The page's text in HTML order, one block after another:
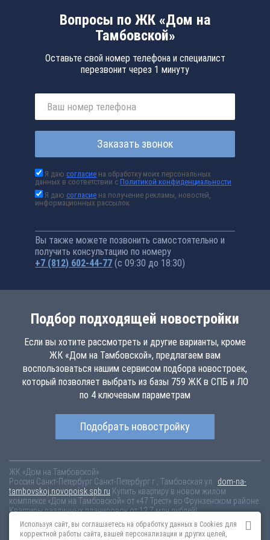
Вопросы по ЖК «Дом на
Тамбовской»
Оставьте свой номер телефона и специалист
перезвонит через 1 минуту
Заказать звонок
Я даюсогласие на обработку моих персональных
данных в соответствии сПолитикой конфиденциальности
Я даюсогласие на получение рекламы, новостей,
информационных рассылок
Вы также можете позвонить самостоятельно и
получить консультацию по номеру
+7 (812) 602-44-77 (с 09:30 до 18:30)
Подбор подходящей новостройки
Если вы хотите рассмотреть и другие варианты, кроме
ЖК «Дом на Тамбовской», предлагаем вам
воспользоваться нашим сервисом подбора новостроек,
который позволяет выбрать из базы 759 ЖК в СПБ и ЛО
по 4 ключевым параметрам
Подобрать новостройку
ЖК «Дом на Тамбовской»
Россия Санкт-Петербург Санкт-Петербург г., Тамбовская ул.
dom-na-
tambovskoj.novopoisk.spb.ru Купить квартиру в новом жилом
комплексе «Дом на Тамбовской» от «47 Трест» во Фрунзенском районе.
Квартиры различных планировок от 12.7 млн рублей!
Новостройки Санкт-ПетербургаНовостройки Москвы
Используя сайт, вы соглашаетесь на обработку данных в Cookies для
корректной работы сайта, вашей персонализации и других целей,